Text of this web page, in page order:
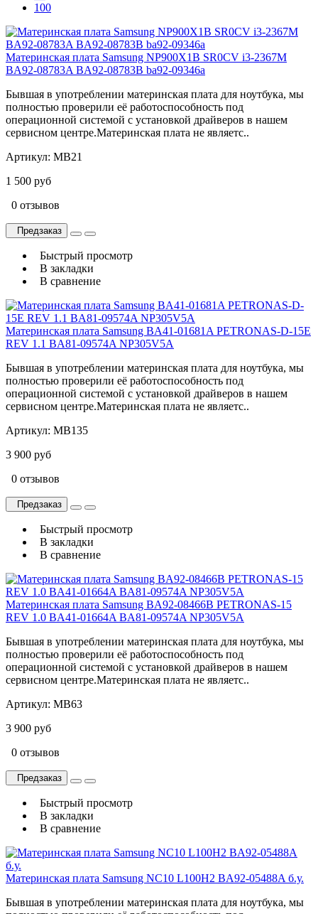
100
Материнская плата Samsung NP900X1B SR0CV i3-2367M
BA92-08783A BA92-08783B ba92-09346a
Бывшая в употреблении материнская плата для ноутбука, мы
полностью проверили её работоспособность под
операционной системой с установкой драйверов в нашем
сервисном центре.Материнская плата не являетс..
Артикул: MB21
1 500 руб
0 отзывов
Предзаказ
Быстрый просмотр
В закладки
В сравнение
Материнская плата Samsung BA41-01681A PETRONAS-D-15E
REV 1.1 BA81-09574A NP305V5A
Бывшая в употреблении материнская плата для ноутбука, мы
полностью проверили её работоспособность под
операционной системой с установкой драйверов в нашем
сервисном центре.Материнская плата не являетс..
Артикул: MB135
3 900 руб
0 отзывов
Предзаказ
Быстрый просмотр
В закладки
В сравнение
Материнская плата Samsung BA92-08466B PETRONAS-15
REV 1.0 BA41-01664A BA81-09574A NP305V5A
Бывшая в употреблении материнская плата для ноутбука, мы
полностью проверили её работоспособность под
операционной системой с установкой драйверов в нашем
сервисном центре.Материнская плата не являетс..
Артикул: MB63
3 900 руб
0 отзывов
Предзаказ
Быстрый просмотр
В закладки
В сравнение
Материнская плата Samsung NC10 L100H2 BA92-05488A б.у.
Бывшая в употреблении материнская плата для ноутбука, мы